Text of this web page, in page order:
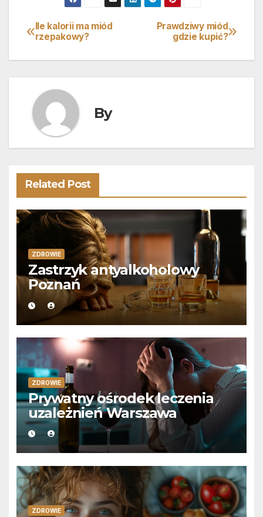
Nawigacja
wpisu
Prawdziwy miód
gdzie kupić?
Ile kalorii ma miód
rzepakowy?
By
Related Post
ZDROWIE
Zastrzyk antyalkoholowy
Poznań
ZDROWIE
Prywatny ośrodek leczenia
uzależnień Warszawa
ZDROWIE